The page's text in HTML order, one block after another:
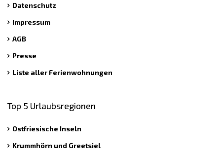
Datenschutz
Impressum
AGB
Presse
Liste aller Ferienwohnungen
Top 5 Urlaubsregionen
Ostfriesische Inseln
Krummhörn und Greetsiel